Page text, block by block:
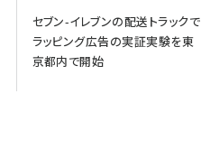
セブン-イレブンの配送トラックで
ラッピング広告の実証実験を東
京都内で開始